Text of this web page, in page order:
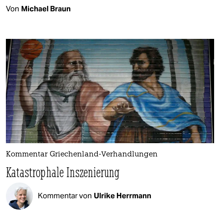
Von Michael Braun
Kommentar Griechenland-Verhandlungen
Katastrophale Inszenierung
Kommentar von Ulrike Herrmann